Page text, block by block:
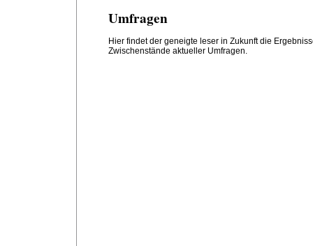
Umfragen
Hier findet der geneigte leser in Zukunft die
Zwischenstände aktueller Umfragen.